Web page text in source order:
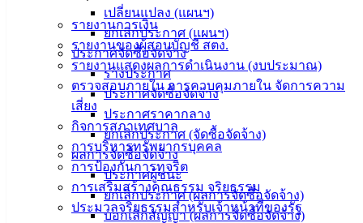
เปลี่ยนแปลง (แผนฯ)
ยกเลิกประกาศ (แผนฯ)
ประกาศจัดซื้อจัดจ้าง
ร่างประกาศ
ประกาศจัดซื้อจัดจ้าง
ประกาศราคากลาง
ยกเลิกประกาศ (จัดซื้อจัดจ้าง)
ผลการจัดซื้อจัดจ้าง
ประกาศผู้ชนะ
ยกเลิกประกาศ (ผลการจัดซื้อจัดจ้าง)
บอกเลิกสัญญา (ผลการจัดซื้อจัดจ้าง)
รายงานการเงิน
รายงานของผู้สอบบัญชี สตง.
รายงานแสดงผลการดำเนินงาน (งบประมาณ)
ตรวจสอบภายใน การควบคุมภายใน จัดการความ
เสี่ยง
กิจการสภาเทศบาล
การบริหารทรัพยากรบุคคล
การป้องกันการทุจริต
การเสริมสร้างคุณธรรม จริยธรรม
ประมวลจริยธรรมสำหรับเจ้าหน้าที่ของรัฐ
เทศบาลเมือง
อ่างศิลา 90/338
อ.เมือง จ.ชลบุรี
038-